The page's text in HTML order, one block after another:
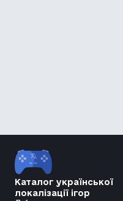
Каталог української
локалізації ігор